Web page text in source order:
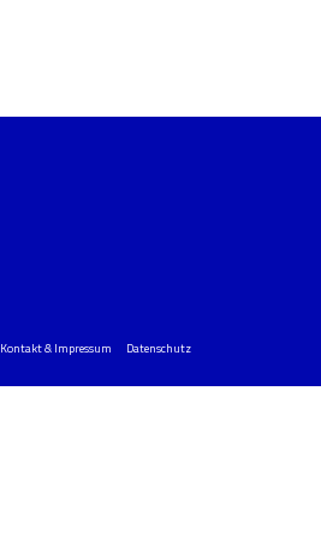
Kontakt & Impressum Datenschutz